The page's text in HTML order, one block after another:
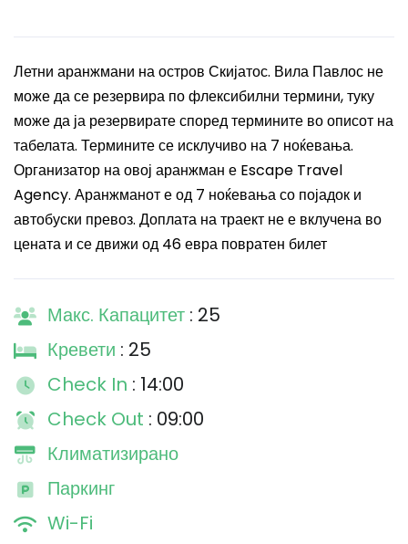
Летни аранжмани на остров Скијатос. Вила Павлос не
може да се резервира по флексибилни термини, туку
може да ја резервирате според термините во описот на
табелата. Термините се исклучиво на 7 ноќевања.
Организатор на овој аранжман е Escape Travel
Agency. Аранжманот е од 7 ноќевања со појадок и
автобуски превоз. Доплата на траект не е вклучена во
цената и се движи од 46 евра повратен билет
Макс. Капацитет : 25
Кревети : 25
Check In : 14:00
Check Out : 09:00
Климатизирано
Паркинг
Wi-Fi